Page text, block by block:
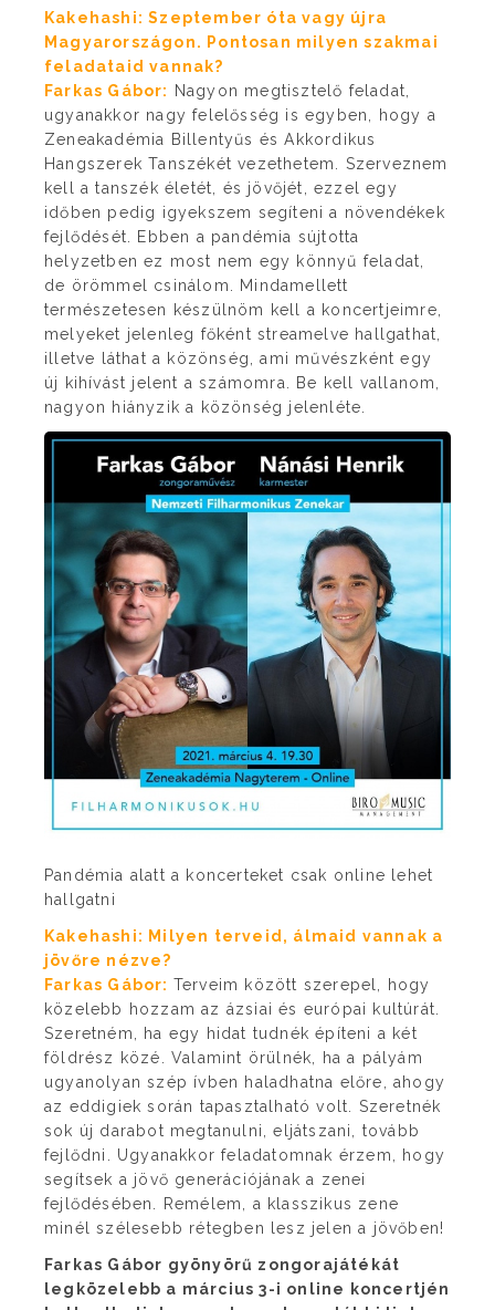
Kakehashi: Szeptember óta vagy újra
Magyarországon. Pontosan milyen szakmai
feladataid vannak?
Farkas Gábor:
Nagyon megtisztelő feladat,
ugyanakkor nagy felelősség is egyben, hogy a
Zeneakadémia Billentyűs és Akkordikus
Hangszerek Tanszékét vezethetem. Szerveznem
kell a tanszék életét, és jövőjét, ezzel egy
időben pedig igyekszem segíteni a növendékek
fejlődését. Ebben a pandémia sújtotta
helyzetben ez most nem egy könnyű feladat,
de örömmel csinálom. Mindamellett
természetesen készülnöm kell a koncertjeimre,
melyeket jelenleg főként streamelve hallgathat,
illetve láthat a közönség, ami művészként egy
új kihívást jelent a számomra. Be kell vallanom,
nagyon hiányzik a közönség jelenléte.
Pandémia alatt a koncerteket csak online lehet
hallgatni
Kakehashi: Milyen terveid, álmaid vannak a
jövőre nézve?
Farkas Gábor: Terveim között szerepel, hogy
közelebb hozzam az ázsiai és európai kultúrát.
Szeretném, ha egy hidat tudnék építeni a két
földrész közé. Valamint örülnék, ha a pályám
ugyanolyan szép ívben haladhatna előre, ahogy
az eddigiek során tapasztalható volt. Szeretnék
sok új darabot megtanulni, eljátszani, tovább
fejlődni. Ugyanakkor feladatomnak érzem, hogy
segítsek a jövő generációjának a zenei
fejlődésében. Remélem, a klasszikus zene
minél szélesebb rétegben lesz jelen a jövőben!
Farkas Gábor gyönyörű zongorajátékát
legközelebb a március 3-i online koncertjén